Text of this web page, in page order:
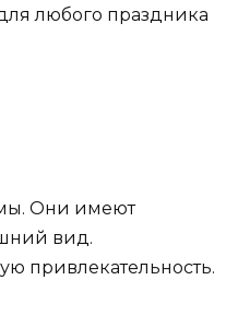
любого праздника
Они имеют
вид.
привлекательность.